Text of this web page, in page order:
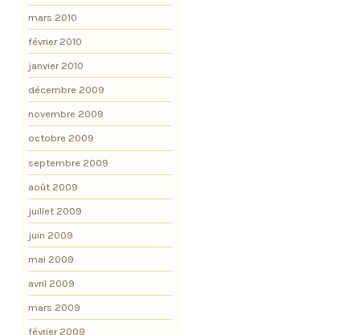
mars 2010
février 2010
janvier 2010
décembre 2009
novembre 2009
octobre 2009
septembre 2009
août 2009
juillet 2009
juin 2009
mai 2009
avril 2009
mars 2009
février 2009